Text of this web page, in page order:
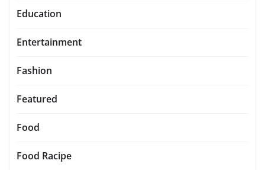
Education
Entertainment
Fashion
Featured
Food
Food Racipe